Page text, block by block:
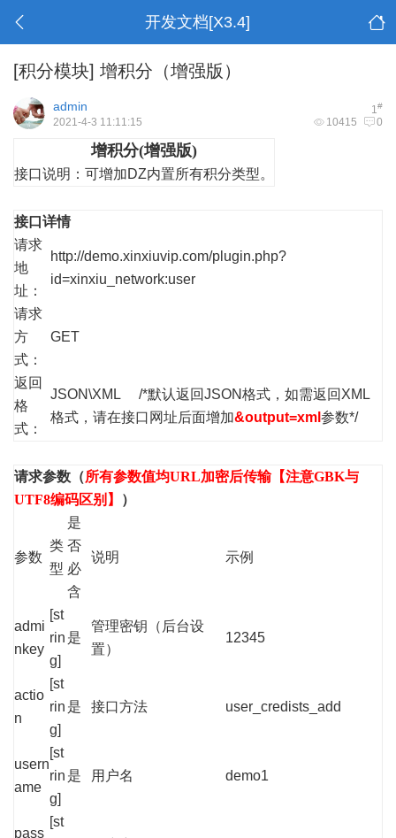
开发文档[X3.4]
[积分模块] 增积分（增强版）
1#
admin
10415 0
2021-4-3 11:11:15
增积分(增强版)
接口说明： 可增加DZ内置所有积分类型。
接口详情
请求
地
址：
http://demo.xinxiuvip.com/plugin.php?
id=xinxiu_network:user
请求
方
式：
GET
返回
格
式：
JSON\XML /*默认返回JSON格式，如需返回XML
格式，请在接口网址后面增加&output=xml 参数*/
请求参数（所有参数值均URL加密后传输【注意GBK与
UTF8编码区别】
）
参数
类
型
是
否
必
含
说明 示例
admi
nkey
[st
rin
g]
是
管理密钥（后台设
置）
12345
actio
n
[st
rin
g]
是 接口方法 user_credists_add
usern
ame
[st
rin
g]
是 用户名 demo1
pass
[st